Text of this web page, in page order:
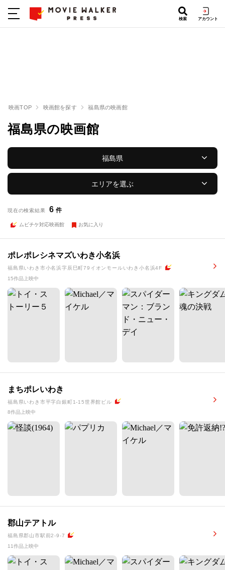
検索 アカウント
映画TOP 映画館を探す 福島県の映画館
福島県の映画館
福島県
エリアを選ぶ
現在の検索結果 6 件
ムビチケ対応映画館 お気に入り
ポレポレシネマズいわき小名浜
福島県いわき市小名浜字辰巳町79イオンモールいわき小名浜4F
15作品上映中
まちポレいわき
福島県いわき市平字白銀町1-15世界館ビル
8作品上映中
郡山テアトル
福島県郡山市駅前2-9-7
11作品上映中